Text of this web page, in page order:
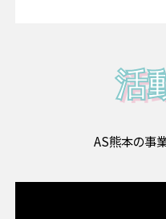
活
AS熊本の事